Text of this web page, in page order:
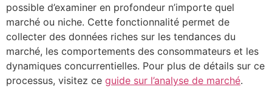
possible d’examiner en profondeur n’importe quel
marché ou niche. Cette fonctionnalité permet de
collecter des données riches sur les tendances du
marché, les comportements des consommateurs et les
dynamiques concurrentielles. Pour plus de détails sur ce
processus, visitez ce guide sur l’analyse de marché.